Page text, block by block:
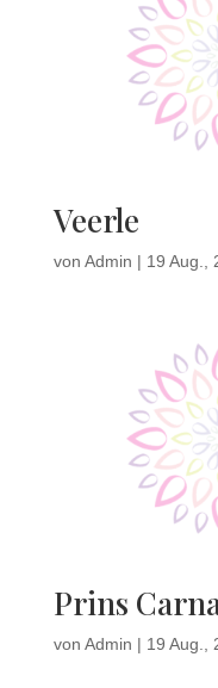
Veerle
von Admin | 19 Aug.,
Prins
von Admin | 19 Aug.,